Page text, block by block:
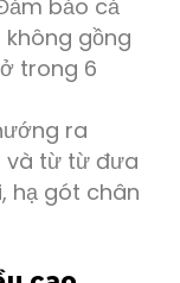
bảo cả
gồng
trong 6
ra
và từ từ đưa
hạ gót chân